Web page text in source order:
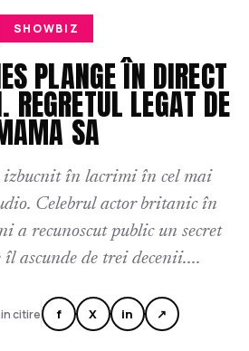
SHOWBIZ
PLANGE ÎN DIRECT
LEGAT DE
SA
izbucnit în lacrimi în cel mai
Celebrul actor britanic în
a recunoscut public un secret
îl ascunde de trei decenii....
citire f X in ↗